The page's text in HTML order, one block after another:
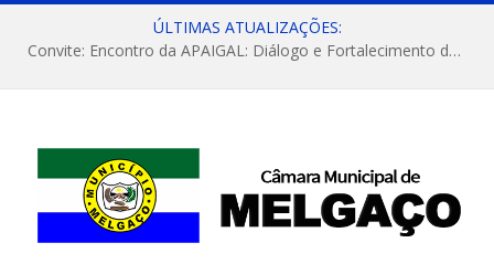
ÚLTIMAS ATUALIZAÇÕES:
Convite: Encontro da APAIGAL: Diálogo e Fortalecimento da Agricultura Familiar